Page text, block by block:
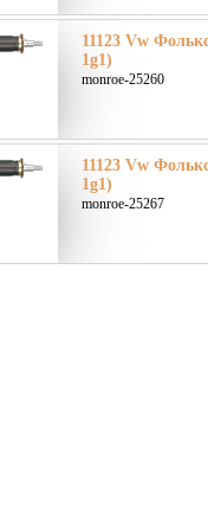
11123 Vw
1g1)
monroe-25260
11123 Vw
1g1)
monroe-25267